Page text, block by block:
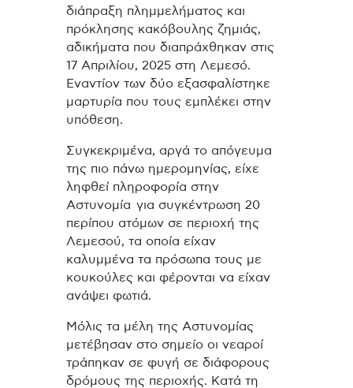
διάπραξη πλημμελήματος και
πρόκλησης κακόβουλης ζημιάς,
αδικήματα που διαπράχθηκαν στις
17 Απριλίου, 2025 στη Λεμεσό.
Εναντίον των δύο εξασφαλίστηκε
μαρτυρία που τους εμπλέκει στην
υπόθεση.
Συγκεκριμένα, αργά το απόγευμα
της πιο πάνω ημερομηνίας, είχε
ληφθεί πληροφορία στην
Αστυνομία για συγκέντρωση 20
περίπου ατόμων σε περιοχή της
Λεμεσού, τα οποία είχαν
καλυμμένα τα πρόσωπα τους με
κουκούλες και φέρονται να είχαν
ανάψει φωτιά.
Μόλις τα μέλη της Αστυνομίας
μετέβησαν στο σημείο οι νεαροί
τράπηκαν σε φυγή σε διάφορους
δρόμους της περιοχής. Κατά τη